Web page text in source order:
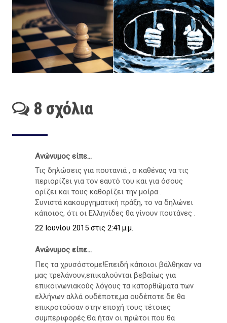
8 σχόλια
Ανώνυμος είπε...
Τις δηλώσεις για πουτανιά , ο καθένας να τις
περιορίζει για τον εαυτό του και για όσους
ορίζει και τους καθορίζει την μοίρα .
Συνιστά κακουργηματική πράξη, το να δηλώνει
κάποιος, ότι οι Ελληνίδες θα γίνουν πουτάνες .
22 Ιουνίου 2015 στις 2:41 μ.μ.
Ανώνυμος είπε...
Πες τα χρυσόστομε!Επειδή κάποιοι βάλθηκαν να
μας τρελάνουν,επικαλούνται βεβαίως για
επικοινωνιακούς λόγους τα κατορθώματα των
ελλήνων αλλά ουδέποτε,μα ουδέποτε δε θα
επικροτούσαν στην εποχή τους τέτοιες
συμπεριφορές.Θα ήταν οι πρώτοι που θα